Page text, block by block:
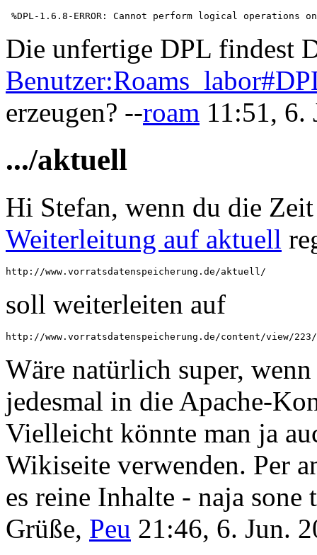
Die unfertige DPL findest
erzeugen? --roam 11:51, 6.
.../aktuell
Hi Stefan, wenn du die
Weiterleitung auf aktuell
soll weiterleiten auf
Wäre natürlich super,
jedesmal in die Apache-
Vielleicht könnte man ja
Wikiseite verwenden. Per
es reine Inhalte - naja
Grüße, Peu 21:46, 6. Jun.